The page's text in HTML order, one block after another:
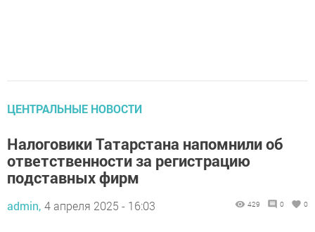
ЦЕНТРАЛЬНЫЕ НОВОСТИ
Налоговики Татарстана напомнили об
ответственности за регистрацию
подставных фирм
admin, 4 апреля 2025 - 16:03 429 0 0